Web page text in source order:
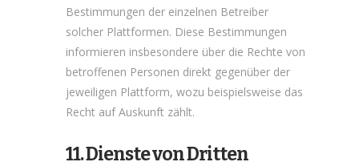
Bestimmungen der einzelnen Betreiber
solcher Plattformen. Diese Bestimmungen
informieren insbesondere über die Rechte von
betroffenen Personen direkt gegenüber der
jeweiligen Plattform, wozu beispielsweise das
Recht auf Auskunft zählt.
11. Dienste von Dritten